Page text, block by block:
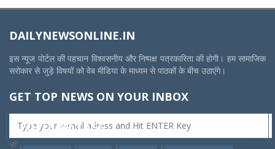
DAILYNEWSONLINE.IN
इस न्यूज पोर्टल की पहचान विश्वसनीय और निष्पक्ष पत्रकारिता की होगी। हम सामाजिक
सरोकार से जुड़े विषयों को वेब मीडिया के माध्यम से पाठकों के बीच उठाएंगे।
GET TOP NEWS ON YOUR INBOX
POPULAR TAGS